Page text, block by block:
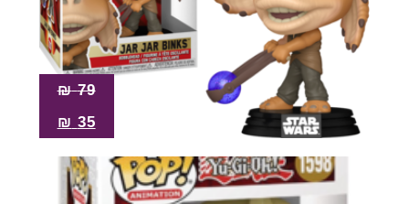
79
₪
35
₪